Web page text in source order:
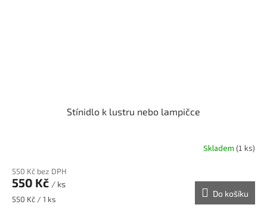
Stínidlo k lustru nebo lampičce
Skladem (1 ks)
550 Kč bez DPH
550 Kč / ks
Měrná
550 Kč / 1 ks
Do košíku